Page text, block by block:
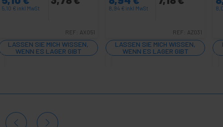
5,10 € inkl MwSt
REF: AX051
LASSEN SIE MICH WISSEN,
WENN ES LAGER GIBT
8,94 € inkl MwSt
REF: AZ031
LASSEN SIE MICH WISSEN,
WENN ES LAGER GIBT